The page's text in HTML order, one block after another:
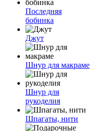
Последняя
бобинка
Джут
Шнур для макраме
Шнур для
рукоделия
Шпагаты, нити